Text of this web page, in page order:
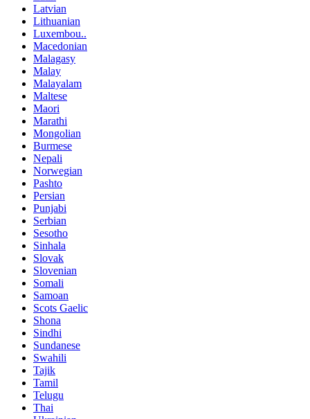
Latvian
Lithuanian
Luxembou..
Macedonian
Malagasy
Malay
Malayalam
Maltese
Maori
Marathi
Mongolian
Burmese
Nepali
Norwegian
Pashto
Persian
Punjabi
Serbian
Sesotho
Sinhala
Slovak
Slovenian
Somali
Samoan
Scots Gaelic
Shona
Sindhi
Sundanese
Swahili
Tajik
Tamil
Telugu
Thai